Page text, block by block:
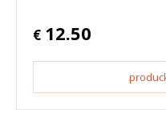
€ 12.50